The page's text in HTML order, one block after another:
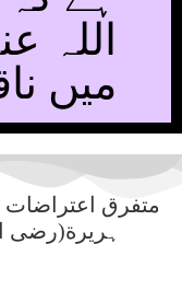
اللہ
میں
متفرق اعتراضات
ہریرة(رضی